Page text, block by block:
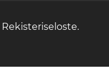
Rekisteriseloste.